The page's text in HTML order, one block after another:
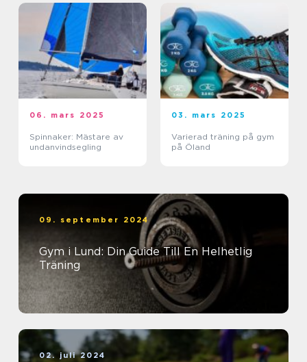
06. mars 2025
Spinnaker: Mästare av
undanvindsegling
03. mars 2025
Varierad träning på gym
på Öland
09. september 2024
Gym i Lund: Din Guide Till En Helhetlig
Träning
02. juli 2024